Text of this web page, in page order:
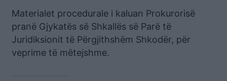
Materialet procedurale i kaluan Prokurorisë
pranë Gjykatës së Shkallës së Parë të
Juridiksionit të Përgjithshëm Shkodër, për
veprime të mëtejshme.